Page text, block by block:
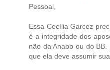
Pessoal,
Essa Cecília Garcez
é a integridade dos
não da Anabb ou do
que ela deve assumir